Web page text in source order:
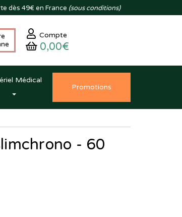
dès 49€ en France (sous conditions)
Compte
0,00€
Médical
Promotions
- 60